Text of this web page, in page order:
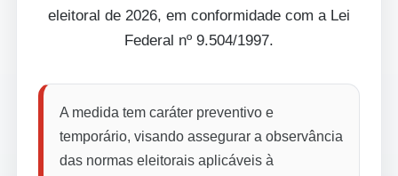
eleitoral de 2026, em conformidade com a Lei
Federal nº 9.504/1997.
A medida tem caráter preventivo e
temporário, visando assegurar a observância
das normas eleitorais aplicáveis à